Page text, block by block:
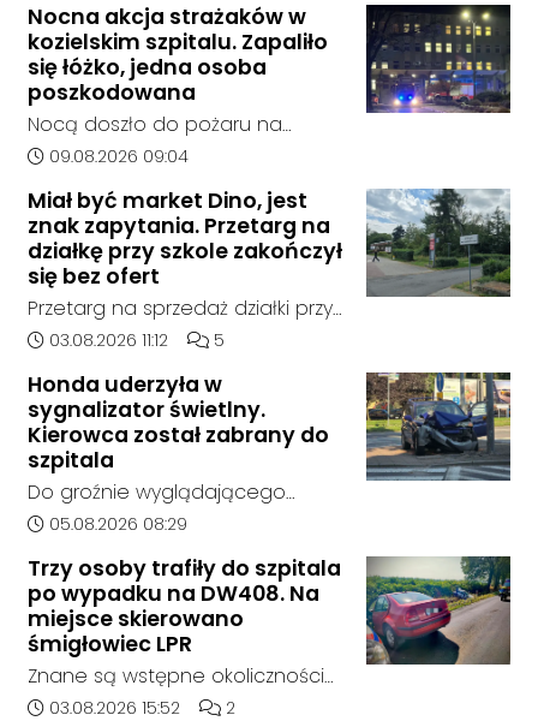
Nocna akcja strażaków w
kozielskim szpitalu. Zapaliło
się łóżko, jedna osoba
poszkodowana
Nocą doszło do pożaru na
jednym z oddziałów szpitala w
łóżko, a ogień szybko został
opanowany przez strażaków.
Jedna osoba została
poszkodowana i otrzymała
pomoc na miejscu.
Data dodania artykułu:
09.08.2026 09:04
Miał być market Dino, jest
znak zapytania. Przetarg na
działkę przy szkole zakończył
się bez ofert
Przetarg na sprzedaż działki przy
Zespole Szkół Technicznych i
Kędzierzynie-Koźlu zakończył się
bez rozstrzygnięcia. Mimo
wcześniejszego zainteresowania
terenem ze strony sieci Dino, do
postępowania nie zgłosił się
żaden oferent.
Data dodania artykułu:
03.08.2026 11:12 Liczba komentarzy artykułu:
5
Honda uderzyła w
sygnalizator świetlny.
Kierowca został zabrany do
szpitala
Do groźnie wyglądającego
zdarzenia drogowego doszło w
godziny 6:30 kierujący
samochodem marki Honda
zjechał z drogi i uderzył w
sygnalizator świetlny.
Data dodania artykułu:
05.08.2026 08:29
Trzy osoby trafiły do szpitala
po wypadku na DW408. Na
miejsce skierowano
śmigłowiec LPR
Znane są wstępne okoliczności
zdarzenia drogowego, do
Data dodania artykułu:
03.08.2026 15:52 Liczba komentarzy artykułu:
2